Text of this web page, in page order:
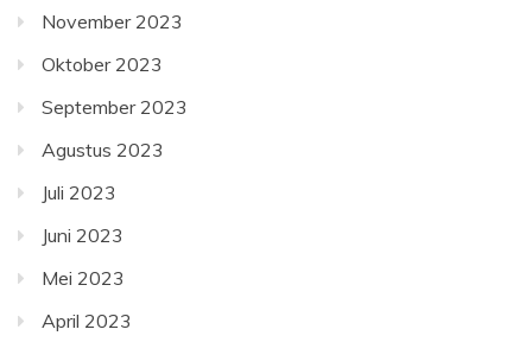
November 2023
Oktober 2023
September 2023
Agustus 2023
Juli 2023
Juni 2023
Mei 2023
April 2023